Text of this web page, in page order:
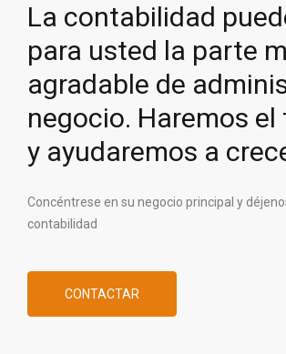
La contabilidad
para usted la parte
agradable de
negocio. Haremos el
y ayudaremos a
Concéntrese en su negocio principal y
contabilidad
CONTACTAR